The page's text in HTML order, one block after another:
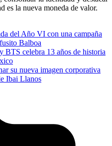
es la nueva moneda de valor.
del Año VI con una campaña
Balboa
BTS celebra 13 años de historia
su nueva imagen corporativa
Ibai Llanos